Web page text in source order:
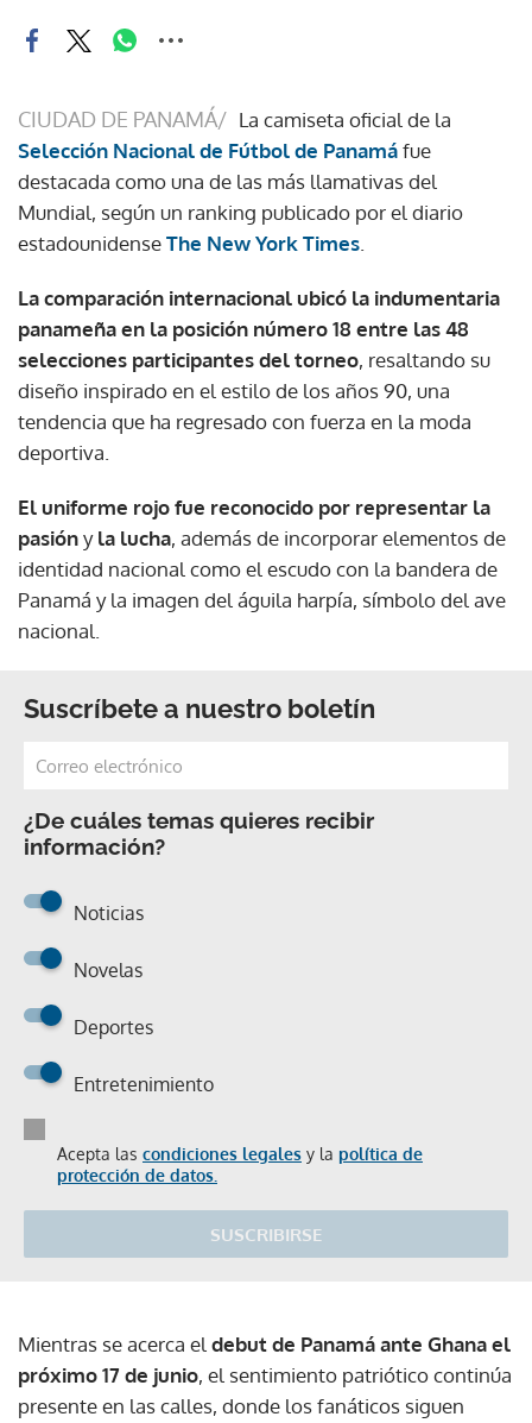
CIUDAD DE PANAMÁ/ La camiseta oficial de la
Selección Nacional de Fútbol de Panamáfue
destacada como una de las más llamativas del
Mundial, según un ranking publicado por el diario
estadounidenseThe New York Times
La comparación internacional ubicó la indumentaria
panameña en la posición número 18 entre las 48
selecciones participantes del torneo, resaltando su
diseño inspirado en el estilo de los años 90, una
tendencia que ha regresado con fuerza en la moda
deportiva.
El uniforme rojo fue reconocido por representar la
pasiónyla lucha, además de incorporar elementos de
identidad nacional como el escudo con la bandera de
Panamá y la imagen del águila harpía, símbolo del ave
nacional.
Suscríbete a nuestro boletín
¿De cuáles temas quieres recibir
información?
Noticias
Novelas
Deportes
Entretenimiento
Acepta las condiciones legales y la política de
protección de datos.
SUSCRIBIRSE
Mientras se acerca el debut de Panamá ante Ghana el
próximo 17 de junio, el sentimiento patriótico continúa
presente en las calles, donde los fanáticos siguen